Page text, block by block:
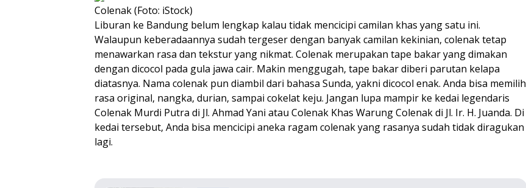
Colenak (Foto: iStock)
Liburan ke Bandung belum lengkap kalau tidak mencicipi camilan khas yang satu ini.
Walaupun keberadaannya sudah tergeser dengan banyak camilan kekinian, colenak tetap
menawarkan rasa dan tekstur yang nikmat. Colenak merupakan tape bakar yang dimakan
dengan dicocol pada gula jawa cair. Makin menggugah, tape bakar diberi parutan kelapa
diatasnya. Nama colenak pun diambil dari bahasa Sunda, yakni dicocol enak. Anda bisa memilih
rasa original, nangka, durian, sampai cokelat keju. Jangan lupa mampir ke kedai legendaris
Colenak Murdi Putra di Jl. Ahmad Yani atau Colenak Khas Warung Colenak di Jl. Ir. H. Juanda. Di
kedai tersebut, Anda bisa mencicipi aneka ragam colenak yang rasanya sudah tidak diragukan
lagi.